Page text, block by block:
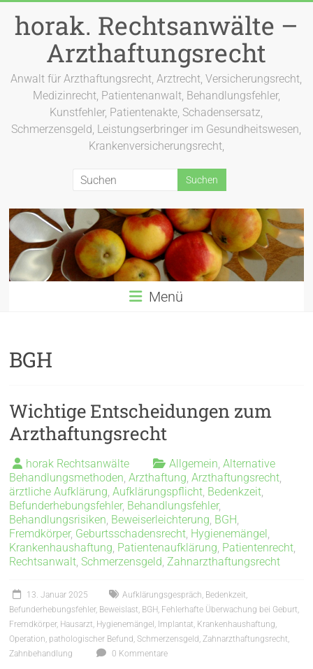
Inhalt
springen
horak. Rechtsanwälte –
Arzthaftungsrecht
Anwalt für Arzthaftungsrecht, Arztrecht, Versicherungsrecht,
Medizinrecht, Patientenanwalt, Behandlungsfehler,
Kunstfehler, Patientenakte, Schadensersatz,
Schmerzensgeld, Leistungserbringer im Gesundheitswesen,
Krankenversicherungsrecht,
Menü
BGH
Wichtige Entscheidungen zum
Arzthaftungsrecht
horak Rechtsanwälte Allgemein ,Alternative
Behandlungsmethoden ,Arzthaftung ,Arzthaftungsrecht
ärztliche Aufklärung ,Aufklärungspflicht Bedenkzeit
Befunderhebungsfehler, Behandlungsfehler,
Behandlungsrisiken Beweiserleichterung BGH
Fremdkörper, Geburtsschadensrecht Hygienemängel
Krankenhaushaftung Patientenaufklärung Patientenrecht
Rechtsanwalt ,Schmerzensgeld Zahnarzthaftungsrecht
13. Januar 2025 Aufklärungsgespräch Bedenkzeit
Befunderhebungsfehler, Beweislast BGH Fehlerhafte Überwachung bei Geburt
Fremdkörper, Hausarzt Hygienemängel Implantat Krankenhaushaftung
Operation pathologischer Befund ,Schmerzensgeld Zahnarzthaftungsrecht
Zahnbehandlung
0 Kommentare